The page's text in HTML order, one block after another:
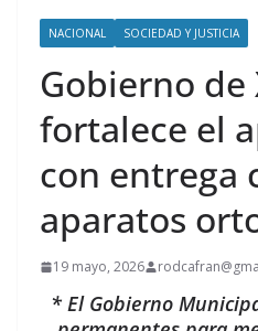
NACIONAL SOCIEDAD Y JUSTICIA
Gobierno
fortalece el
con entrega
aparatos
19 mayo, 2026
* El Gobierno